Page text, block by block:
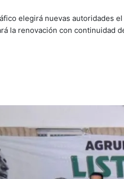
elegirá nuevas autoridades
la renovación con continuidad